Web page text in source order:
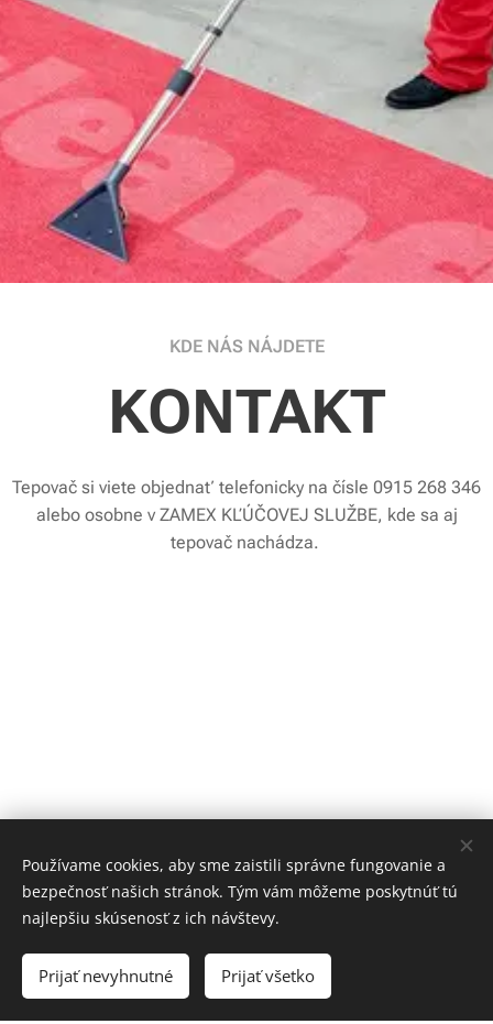
KDE NÁS NÁJDETE
KONTAKT
Tepovač si viete objednať telefonicky na čísle 0915 268 346
alebo osobne v ZAMEX KĽÚČOVEJ SLUŽBE, kde sa aj
tepovač nachádza.
www.pozicovna-tepovacov-martin.sk
1 Československej brigády KN295, Vrútky, 03861
( ZAMEX KĽÚČOVÁ SLUŽBA )
+421 915 268 346
Používame cookies, aby sme zaistili správne fungovanie a
bezpečnosť našich stránok. Tým vám môžeme poskytnúť tú
najlepšiu skúsenosť z ich návštevy.
Prijať nevyhnutné Prijať všetko